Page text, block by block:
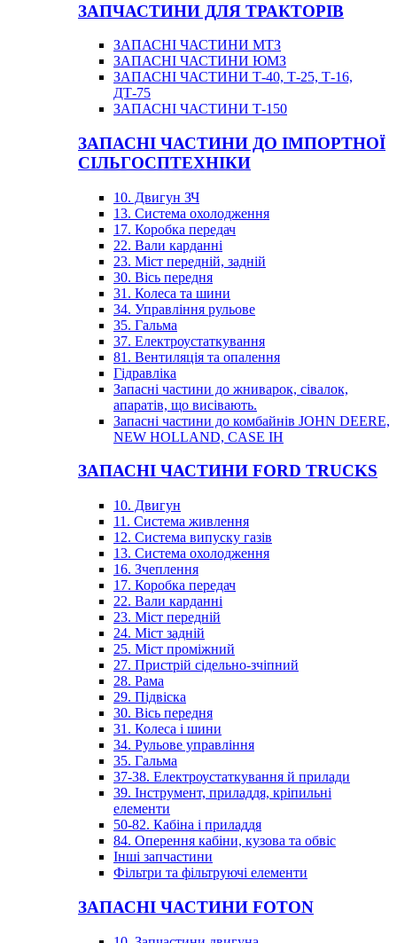
ЗАПЧАСТИНИ ДЛЯ ТРАКТОРІВ
ЗАПАСНІ ЧАСТИНИ МТЗ
ЗАПАСНІ ЧАСТИНИ ЮМЗ
ЗАПАСНІ ЧАСТИНИ Т-40, Т-25, Т-16,
ДТ-75
ЗАПАСНІ ЧАСТИНИ Т-150
ЗАПАСНІ ЧАСТИНИ ДО ІМПОРТНОЇ
СІЛЬГОСПТЕХНІКИ
10. Двигун ЗЧ
13. Система охолодження
17. Коробка передач
22. Вали карданні
23. Міст передній, задній
30. Вісь передня
31. Колеса та шини
34. Управління рульове
35. Гальма
37. Електроустаткування
81. Вентиляція та опалення
Гідравліка
Запасні частини до жниварок, сівалок,
апаратів, що висівають.
Запасні частини до комбайнів JOHN DEERE,
NEW HOLLAND, CASE IH
ЗАПАСНІ ЧАСТИНИ FORD TRUCKS
10. Двигун
11. Система живлення
12. Система випуску газів
13. Система охолодження
16. Зчеплення
17. Коробка передач
22. Вали карданні
23. Міст передній
24. Міст задній
25. Міст проміжний
27. Пристрій сідельно-зчіпний
28. Рама
29. Підвіска
30. Вісь передня
31. Колеса і шини
34. Рульове управління
35. Гальма
37-38. Електроустаткування й прилади
39. Інструмент, приладдя, кріпильні
елементи
50-82. Кабіна і приладдя
84. Оперення кабіни, кузова та обвіс
Інші запчастини
Фільтри та фільтруючі елементи
ЗАПАСНІ ЧАСТИНИ FOTON